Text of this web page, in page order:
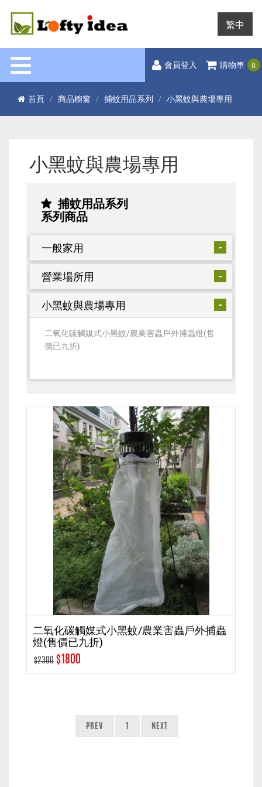
繁中
會員登入 購物車 0
首頁 商品櫥窗 捕蚊用品系列 小黑蚊與農場專用
小黑蚊與農場專用
捕蚊用品系列
系列商品
一般家用
營業場所用
小黑蚊與農場專用
二氧化碳觸媒式小黑蚊/農業害蟲戶外捕蟲燈(售
價已九折)
二氧化碳觸媒式小黑蚊/農業害蟲戶外捕蟲
燈(售價已九折)
$2300 $1800
PREV 1 NEXT